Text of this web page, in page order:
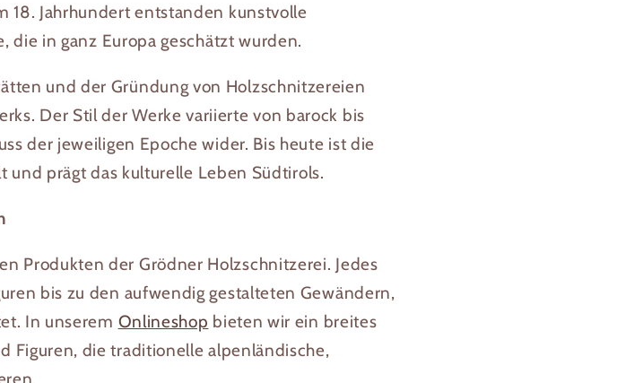
18. Jahrhundert entstanden kunstvolle
in ganz Europa geschätzt wurden.
und der Gründung von Holzschnitzereien
Der Stil der Werke variierte von barock bis
der jeweiligen Epoche wider. Bis heute ist die
prägt das kulturelle Leben Südtirols.
Produkten der Grödner Holzschnitzerei. Jedes
bis zu den aufwendig gestalteten Gewändern,
In unserem Onlineshop bieten wir ein breites
Figuren, die traditionelle alpenländische,